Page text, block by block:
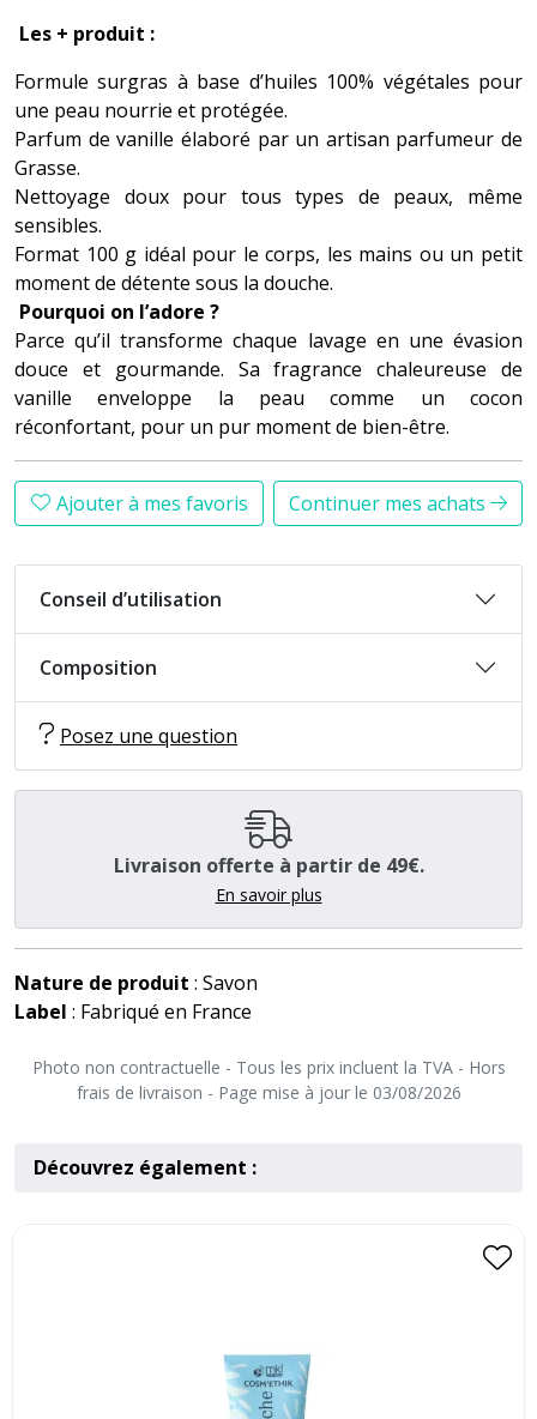
Les + produit :
Formule surgras à base d’huiles 100% végétales pour
une peau nourrie et protégée.
Parfum de vanille élaboré par un artisan parfumeur de
Grasse.
Nettoyage doux pour tous types de peaux, même
sensibles.
Format 100 g idéal pour le corps, les mains ou un petit
moment de détente sous la douche.
Pourquoi on l’adore ?
Parce qu’il transforme chaque lavage en une évasion
douce et gourmande. Sa fragrance chaleureuse de
vanille enveloppe la peau comme un cocon
réconfortant, pour un pur moment de bien-être.
Ajouter à mes favoris Continuer mes achats
Conseil d’utilisation
Composition
Posez une question
Livraison offerte à partir de 49€.
En savoir plus
Nature de produit : Savon
Label : Fabriqué en France
Photo non contractuelle - Tous les prix incluent la TVA - Hors
frais de livraison - Page mise à jour le 03/08/2026
Découvrez également :